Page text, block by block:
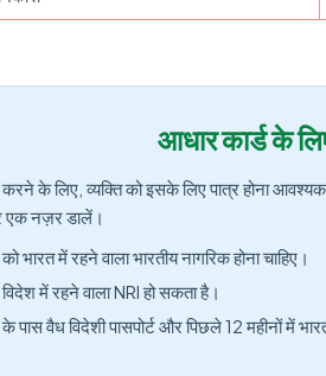
आधार कार्ड के
करने के लिए, व्यक्ति को इसके लिए पात्र होना
एक नज़र डालें।
भारत में रहने वाला भारतीय नागरिक होना चाहिए।
में रहने वाला NRI हो सकता है।
वैध विदेशी पासपोर्ट और पिछले 12 महीनों में